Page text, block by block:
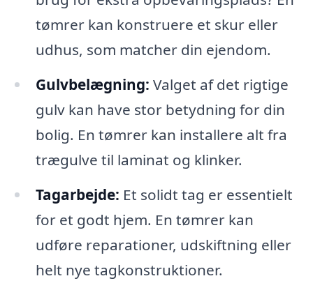
tømrer kan konstruere et skur eller
udhus, som matcher din ejendom.
Gulvbelægning: Valget af det rigtige
gulv kan have stor betydning for din
bolig. En tømrer kan installere alt fra
trægulve til laminat og klinker.
Tagarbejde: Et solidt tag er essentielt
for et godt hjem. En tømrer kan
udføre reparationer, udskiftning eller
helt nye tagkonstruktioner.